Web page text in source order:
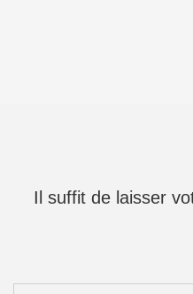
Il suffit de laisser